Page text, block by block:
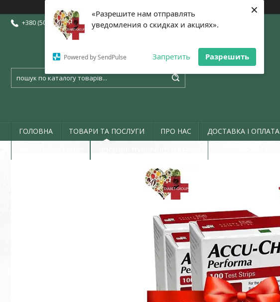
«Разрешите нам отправлять
уведомления о скидках и акциях».
Powered by SendPulse Запретить Разрешить
×
+380 (50) 773-07-72 +380 (73) 773-07-72 +380 (97) 773-07-72
ГОЛОВНА ТОВАРИ ТА ПОСЛУГИ ПРО НАС ДОСТАВКА І ОПЛАТА